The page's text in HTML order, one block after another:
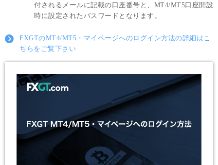
付されるメールに記載の口座番号と、MT4/MT5口座開設
時に設定されたパスワードとなります。
FXGTのMT4/MT5・マイページへのログイン方法の詳細はこ
ちらをご覧下さい